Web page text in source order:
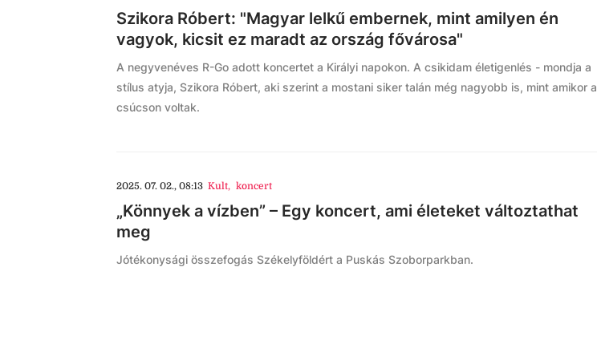
Szikora Róbert: "Magyar lelkű embernek, mint amilyen én
vagyok, kicsit ez maradt az ország fővárosa"
A negyvenéves R-Go adott koncertet a Királyi napokon. A csikidam életigenlés - mondja a
stílus atyja, Szikora Róbert, aki szerint a mostani siker talán még nagyobb is, mint amikor a
csúcson voltak.
2025. 07. 02., 08:13 Kult, koncert
„Könnyek a vízben” – Egy koncert, ami életeket változtathat
meg
Jótékonysági összefogás Székelyföldért a Puskás Szoborparkban.